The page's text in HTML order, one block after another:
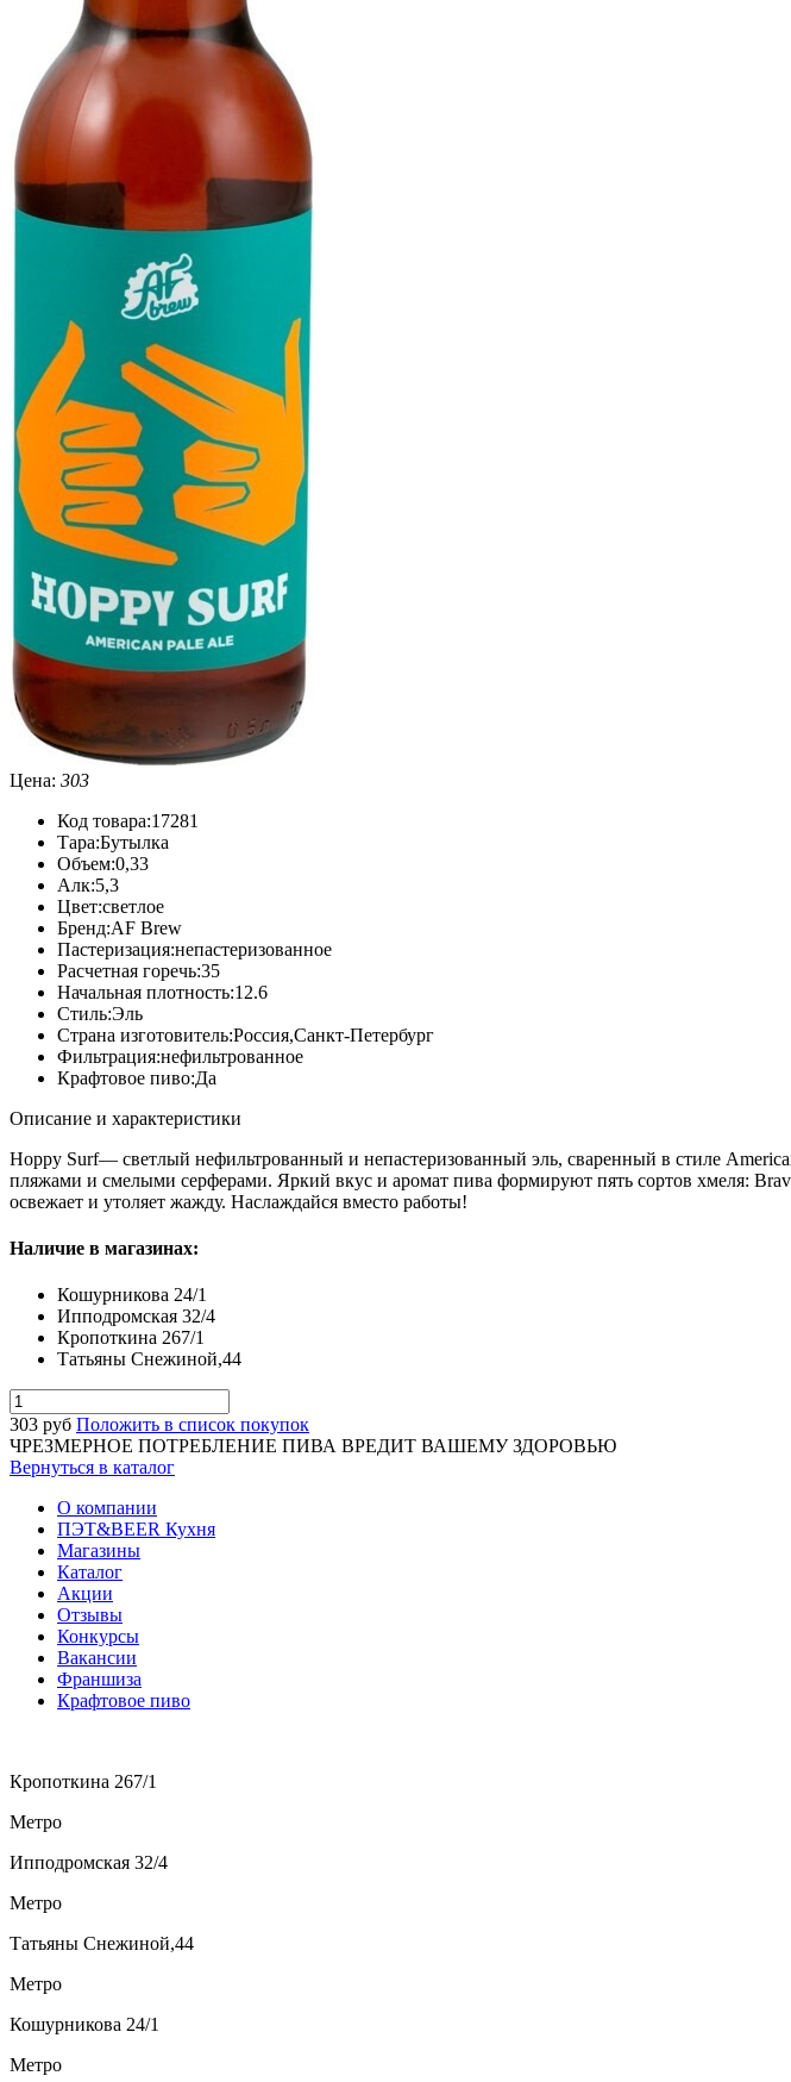
Цена: 303
Код товара:17281
Тара:Бутылка
Объем:0,33
Алк:5,3
Цвет:светлое
Бренд:AF Brew
Пастеризация:непастеризованное
Расчетная горечь:35
Начальная плотность:12.6
Стиль:Эль
Страна изготовитель:Россия,Санкт-Петербург
Фильтрация:нефильтрованное
Крафтовое пиво:Да
Описание и характеристики
Hoppy Surf— светлый нефильтрованный и непастеризованный эль, сваренный в стиле
пляжами и смелыми серферами. Яркий вкус и аромат пива формируют пять сортов хмеля:
освежает и утоляет жажду. Наслаждайся вместо работы!
Наличие в магазинах:
Кошурникова 24/1
Ипподромская 32/4
Кропоткина 267/1
Татьяны Снежиной,44
303 руб Положить в список покупок
ЧРЕЗМЕРНОЕ ПОТРЕБЛЕНИЕ ПИВА ВРЕДИТ ВАШЕМУ ЗДОРОВЬЮ
Вернуться в каталог
О компании
ПЭТ&BEER Кухня
Магазины
Каталог
Акции
Отзывы
Конкурсы
Вакансии
Франшиза
Крафтовое пиво
Кропоткина 267/1
Метро
Ипподромская 32/4
Метро
Татьяны Снежиной,44
Метро
Кошурникова 24/1
Метро